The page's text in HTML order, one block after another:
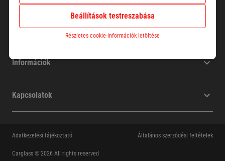
Cégünk
Információk
Kapcsolatok
Carglass © 2026 All rights reserved
Adatkezelési tájékoztató Általános szerződési feltételek
Beállítások testreszabása
Részletes cookie-információk letöltése